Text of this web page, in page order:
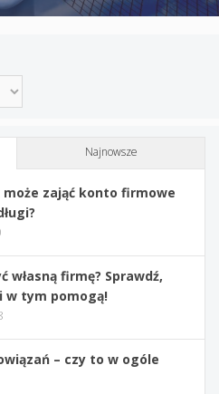
Najnowsze
może zająć konto firmowe
własną firmę? Sprawdź,
w tym pomogą!
– czy to w ogóle